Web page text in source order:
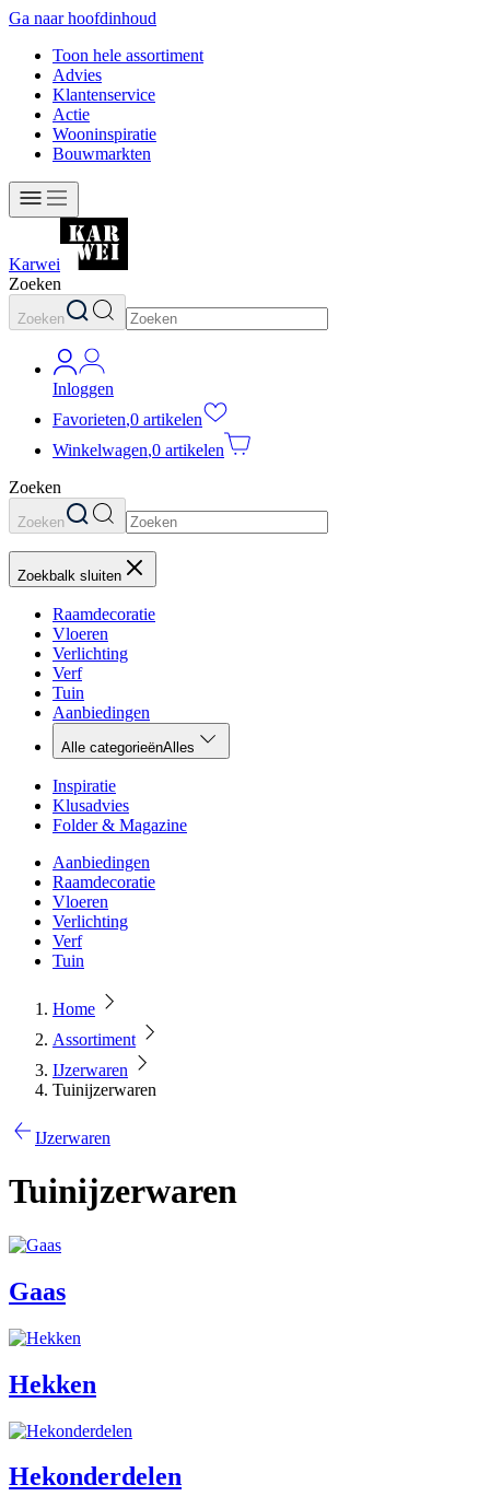
Ga naar hoofdinhoud
Toon hele assortiment
Advies
Klantenservice
Actie
Wooninspiratie
Bouwmarkten
Karwei
Zoeken
Zoeken
Inloggen
Favorieten,0 artikelen
Winkelwagen,0 artikelen
Zoeken
Zoeken
Zoekbalk sluiten
Raamdecoratie
Vloeren
Verlichting
Verf
Tuin
Aanbiedingen
Alle categorieënAlles
Inspiratie
Klusadvies
Folder & Magazine
Aanbiedingen
Raamdecoratie
Vloeren
Verlichting
Verf
Tuin
Home
Assortiment
IJzerwaren
Tuinijzerwaren
IJzerwaren
Tuinijzerwaren
Gaas
Hekken
Hekonderdelen